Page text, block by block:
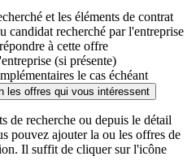
et les éléments de contrat
candidat recherché par l'entreprise
à cette offre
(si présente)
le cas échéant
les offres qui vous intéressent
de recherche ou depuis le détail
pouvez ajouter la ou les offres de
Il suffit de cliquer sur l'icône